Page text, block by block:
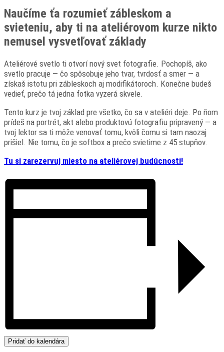
Naučíme ťa rozumieť zábleskom a
svieteniu, aby ti na ateliérovom kurze nikto
nemusel vysvetľovať základy
Ateliérové svetlo ti otvorí nový svet fotografie. Pochopíš, ako
svetlo pracuje — čo spôsobuje jeho tvar, tvrdosť a smer — a
získaš istotu pri zábleskoch aj modifikátoroch. Konečne budeš
vedieť, prečo tá jedna fotka vyzerá skvele.
Tento kurz je tvoj základ pre všetko, čo sa v ateliéri deje. Po ňom
prídeš na portrét, akt alebo produktovú fotografiu pripravený — a
tvoj lektor sa ti môže venovať tomu, kvôli čomu si tam naozaj
prišiel. Nie tomu, čo je softbox a prečo svietime z 45 stupňov.
Tu si zarezervuj miesto na ateliérovej budúcnosti!
Pridať do kalendára